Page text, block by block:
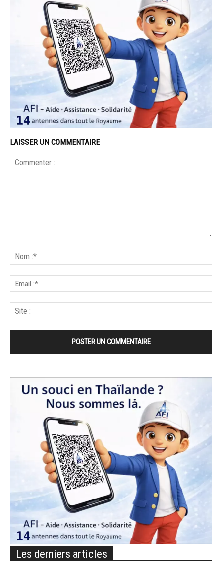
LAISSER UN COMMENTAIRE
Les derniers articles